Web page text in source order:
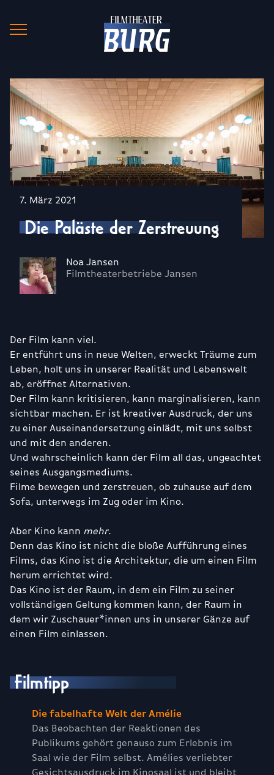
7. März 2021
Die Paläste der Zerstreuung
Noa Jansen
Filmtheaterbetriebe Jansen
Der Film kann viel.
Er entführt uns in neue Welten, erweckt Träume zum
Leben, holt uns in unserer Realität und Lebenswelt
ab, eröffnet Alternativen.
Der Film kann kritisieren, kann marginalisieren, kann
sichtbar machen. Er ist kreativer Ausdruck, der uns
zu einer Auseinandersetzung einlädt, mit uns selbst
und mit den anderen.
Und wahrscheinlich kann der Film all das, ungeachtet
seines Ausgangsmediums.
Filme bewegen und zerstreuen, ob zuhause auf dem
Sofa, unterwegs im Zug oder im Kino.
Aber Kino kann mehr.
Denn das Kino ist nicht die bloße Aufführung eines
Films, das Kino ist die Architektur, die um einen Film
herum errichtet wird.
Das Kino ist der Raum, in dem ein Film zu seiner
vollständigen Geltung kommen kann, der Raum in
dem wir Zuschauer*innen uns in unserer Gänze auf
einen Film einlassen.
Filmtipp
Die fabelhafte Welt der Amélie
Das Beobachten der Reaktionen des
Publikums gehört genauso zum Erlebnis im
Saal wie der Film selbst. Amélies verliebter